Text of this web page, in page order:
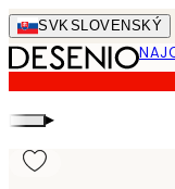
Skip
to
main
content.
SVKSLOVENSKÝ
▸